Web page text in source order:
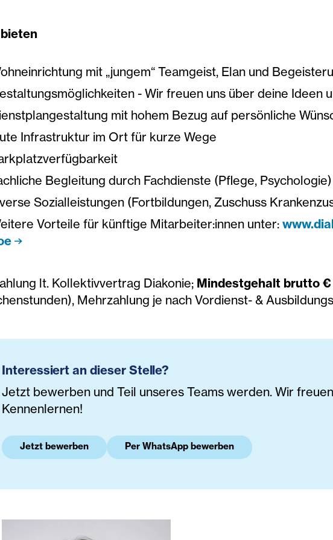
mit „jungem“ Teamgeist, Elan und
- Wir freuen uns über deine Ideen
mit hohem Bezug auf persönliche
Infrastruktur im Ort für kurze Wege
Begleitung durch Fachdienste (Pflege, Psychologie)
Sozialleistungen (Fortbildungen, Zuschuss
Vorteile für künftige Mitarbeiter:innen unter:
lt. Kollektivvertrag Diakonie; Mindestgehalt brutto
Mehrzahlung je nach Vordienst- &
Interessiert an dieser Stelle?
Jetzt bewerben und Teil unseres Teams werden. Wir
Kennenlernen!
Jetzt bewerben Per WhatsApp bewerben